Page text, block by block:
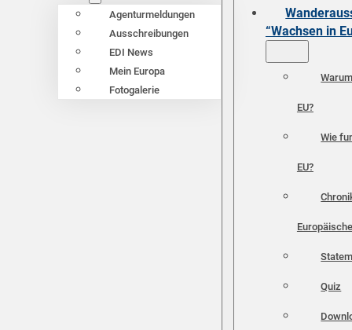
Agenturmeldungen
Ausschreibungen
EDI News
Mein Europa
Fotogalerie
“Wachsen in
EU?
Wie
EU?
Quiz